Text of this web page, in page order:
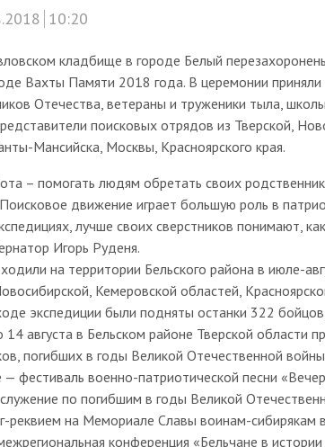
10:20
кладбище в городе Белый
Вахты Памяти 2018 года. В церемонии приняли
Отечества, ветераны и труженики тыла,
поисковых отрядов из Тверской,
Мансийска, Москвы, Красноярского края.
– помогать людям обретать своих
движение играет большую роль в
лучше своих сверстников понимают,
Игорь Руденя.
на территории Бельского района в июле-
Кемеровской областей,
экспедиции были подняты останки 322
августа в Бельском районе Тверской области
погибших в годы Великой Отечественной
— фестиваль военно-патриотической песни
по погибшим в годы Великой
реквием на Мемориале Славы воинам-сибирякам
конференция «Бельчане в